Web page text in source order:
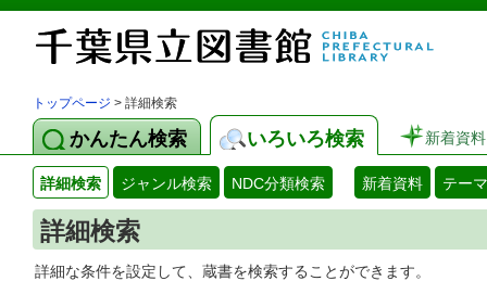
トップページ > 詳細検索
かんたん検索 いろいろ検索 新着資料
詳細検索 ジャンル検索 NDC分類検索 新着資料 テー
詳細検索
詳細な条件を設定して、蔵書を検索することができます。